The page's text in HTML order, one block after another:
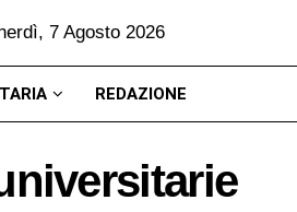
7 Agosto 2026
REDAZIONE